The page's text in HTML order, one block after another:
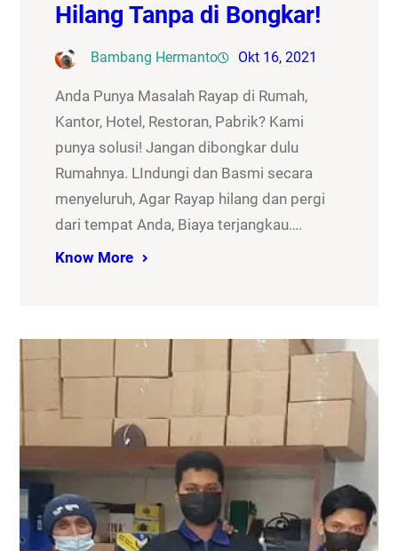
Hilang Tanpa di Bongkar!
Bambang Hermanto Okt 16, 2021
Anda Punya Masalah Rayap di Rumah,
Kantor, Hotel, Restoran, Pabrik? Kami
punya solusi! Jangan dibongkar dulu
Rumahnya. LIndungi dan Basmi secara
menyeluruh, Agar Rayap hilang dan pergi
dari tempat Anda, Biaya terjangkau….
Know More